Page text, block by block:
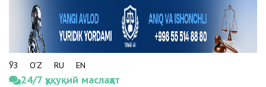
ЎЗ O‘Z RU EN
24/7 ҳуқуқий маслаҳат